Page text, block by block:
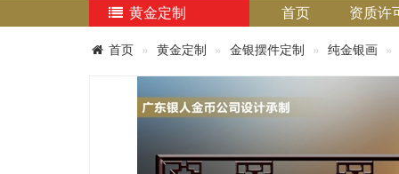
黄金定制 首页 资质许
首页 黄金定制 金银摆件定制 纯金银画